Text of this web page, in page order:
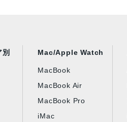
Mac/Apple Watch
MacBook
MacBook Air
MacBook Pro
iMac